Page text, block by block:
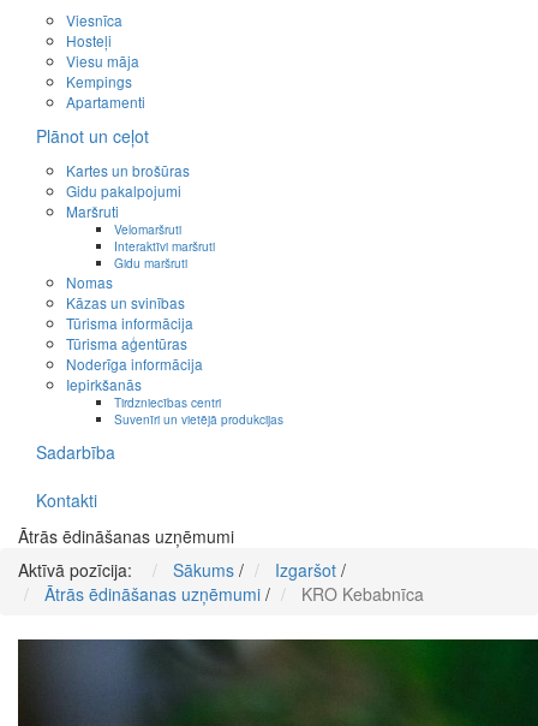
Viesnīca
Hosteļi
Viesu māja
Kempings
Apartamenti
Plānot un ceļot
Kartes un brošūras
Gidu pakalpojumi
Maršruti
Velomaršruti
Interaktīvi maršruti
Gidu maršruti
Nomas
Kāzas un svinības
Tūrisma informācija
Tūrisma aģentūras
Noderīga informācija
Iepirkšanās
Tirdzniecības centri
Suvenīri un vietējā produkcijas
Sadarbība
Kontakti
Ātrās ēdināšanas uzņēmumi
Aktīvā pozīcija:
Sākums / Izgaršot /
Ātrās ēdināšanas uzņēmumi / KRO Kebabnīca